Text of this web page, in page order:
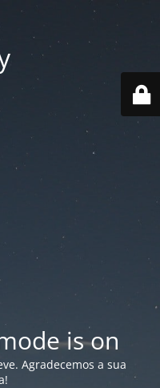
is on
Agradecemos a sua